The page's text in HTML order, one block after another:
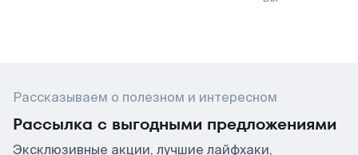
Рассказываем о полезном и интересном
Рассылка с выгодными предложениями
Эксклюзивные акции, лучшие лайфхаки,